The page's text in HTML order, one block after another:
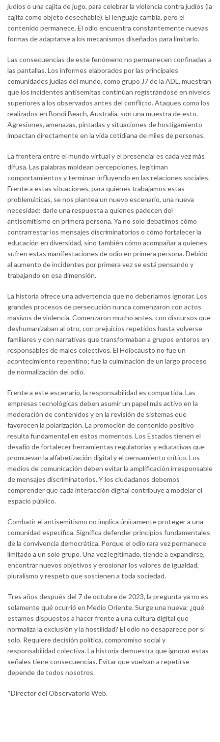
judíos o una cajita de jugo, para celebrar la violencia contra judíos (la
cajita como objeto desechable). El lenguaje cambia, pero el
contenido permanece. El odio encuentra constantemente nuevas
formas de adaptarse a los mecanismos diseñados para limitarlo.
Las consecuencias de este fenómeno no permanecen confinadas a
las pantallas. Los informes elaborados por las principales
comunidades judías del mundo, como grupo J7 de la ADL, muestran
que los incidentes antisemitas continúan registrándose en niveles
superiores a los observados antes del conflicto. Ataques como los
realizados en Bondi Beach, Australia, son una muestra de esto.
Agresiones, amenazas, pintadas y situaciones de hostigamiento
impactan directamente en la vida cotidiana de miles de personas.
La frontera entre el mundo virtual y el presencial es cada vez más
difusa. Las palabras moldean percepciones, legitiman
comportamientos y terminan influyendo en las relaciones sociales.
Frente a estas situaciones, para quienes trabajamos estas
problemáticas, se nos plantea un nuevo escenario, una nueva
necesidad: darle una respuesta a quienes padecen del
antisemitismo en primera persona. Ya no solo debatimos cómo
contrarrestar los mensajes discriminatorios o cómo fortalecer la
educación en diversidad, sino también cómo acompañar a quienes
sufren estas manifestaciones de odio en primera persona. Debido
al aumento de incidentes por primera vez se está pensando y
trabajando en esa dimensión.
La historia ofrece una advertencia que no deberíamos ignorar. Los
grandes procesos de persecución nunca comenzaron con actos
masivos de violencia. Comenzaron mucho antes, con discursos que
deshumanizaban al otro, con prejuicios repetidos hasta volverse
familiares y con narrativas que transformaban a grupos enteros en
responsables de males colectivos. El Holocausto no fue un
acontecimiento repentino; fue la culminación de un largo proceso
de normalización del odio.
Frente a este escenario, la responsabilidad es compartida. Las
empresas tecnológicas deben asumir un papel más activo en la
moderación de contenidos y en la revisión de sistemas que
favorecen la polarización. La promoción de contenido positivo
resulta fundamental en estos momentos. Los Estados tienen el
desafío de fortalecer herramientas regulatorias y educativas que
promuevan la alfabetización digital y el pensamiento crítico. Los
medios de comunicación deben evitar la amplificación irresponsable
de mensajes discriminatorios. Y los ciudadanos debemos
comprender que cada interacción digital contribuye a modelar el
espacio público.
Combatir el antisemitismo no implica únicamente proteger a una
comunidad específica. Significa defender principios fundamentales
de la convivencia democrática. Porque el odio rara vez permanece
limitado a un solo grupo. Una vez legitimado, tiende a expandirse,
encontrar nuevos objetivos y erosionar los valores de igualdad,
pluralismo y respeto que sostienen a toda sociedad.
Tres años después del 7 de octubre de 2023, la pregunta ya no es
solamente qué ocurrió en Medio Oriente. Surge una nueva: ¿qué
estamos dispuestos a hacer frente a una cultura digital que
normaliza la exclusión y la hostilidad? El odio no desaparece por sí
solo. Requiere decisión política, compromiso social y
responsabilidad colectiva. La historia demuestra que ignorar estas
señales tiene consecuencias. Evitar que vuelvan a repetirse
depende de todos nosotros.
*Director del Observatorio Web.